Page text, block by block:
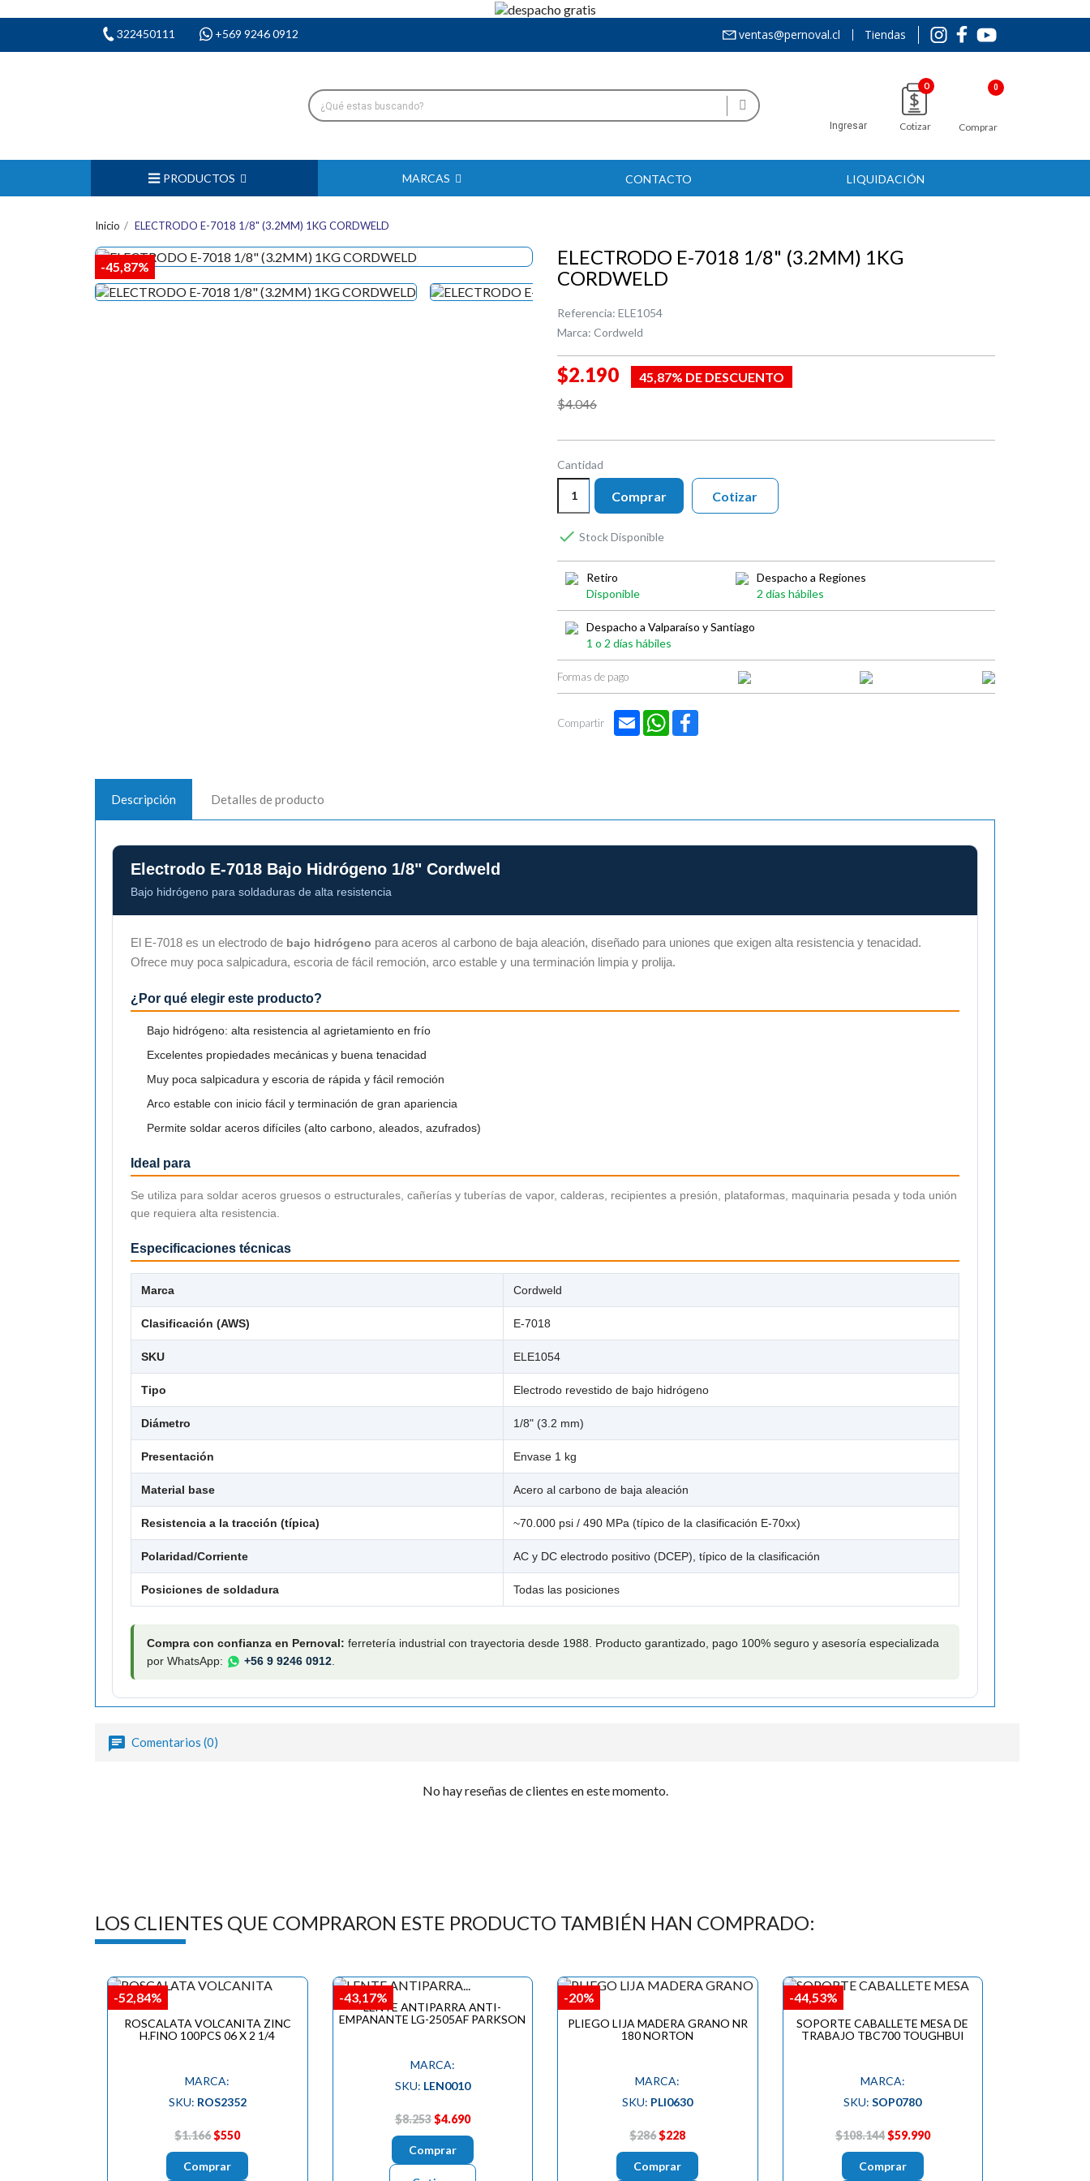
322450111 +569 9246 0912 ventas@pernoval.cl Tiendas
Ingresar
0
Cotizar Comprar
PRODUCTOS MARCAS CONTACTO LIQUIDACIÓN
Inicio ELECTRODO E-7018 1/8" (3.2MM) 1KG CORDWELD
-45,87%
ELECTRODO E-7018 1/8" (3.2MM) 1KG
CORDWELD
Referencia: ELE1054
Marca: Cordweld
$2.190
45,87% DE DESCUENTO
$4.046
Cantidad
Comprar
 Stock Disponible
Cotizar
Retiro
Disponible
Despacho a Regiones
2 días hábiles
Despacho a Valparaíso y Santiago
1 o 2 días hábiles
Formas de pago
Compartir Email WhatsApp
Descripción Detalles de producto
Electrodo E-7018 Bajo Hidrógeno 1/8" Cordweld
Bajo hidrógeno para soldaduras de alta resistencia
El E-7018 es un electrodo de bajo hidrógeno para aceros al carbono de baja aleación, diseñado para uniones que exigen alta resistencia y tenacidad.
Ofrece muy poca salpicadura, escoria de fácil remoción, arco estable y una terminación limpia y prolija.
¿Por qué elegir este producto?
Bajo hidrógeno: alta resistencia al agrietamiento en frío
Excelentes propiedades mecánicas y buena tenacidad
Muy poca salpicadura y escoria de rápida y fácil remoción
Arco estable con inicio fácil y terminación de gran apariencia
Permite soldar aceros difíciles (alto carbono, aleados, azufrados)
Ideal para
Se utiliza para soldar aceros gruesos o estructurales, cañerías y tuberías de vapor, calderas, recipientes a presión, plataformas, maquinaria pesada y toda unión
que requiera alta resistencia.
Especificaciones técnicas
Marca Cordweld
Clasificación (AWS) E-7018
SKU ELE1054
Tipo Electrodo revestido de bajo hidrógeno
Diámetro 1/8" (3.2 mm)
Presentación Envase 1 kg
Material base Acero al carbono de baja aleación
Resistencia a la tracción (típica) ~70.000 psi / 490 MPa (típico de la clasificación E-70xx)
Polaridad/Corriente AC y DC electrodo positivo (DCEP), típico de la clasificación
Posiciones de soldadura Todas las posiciones
Compra con confianza en Pernoval: ferretería industrial con trayectoria desde 1988. Producto garantizado, pago 100% seguro y asesoría especializada
por WhatsApp:
+56 9 9246 0912
Comentarios (0)
No hay reseñas de clientes en este momento.
LOS CLIENTES QUE COMPRARON ESTE PRODUCTO TAMBIÉN HAN COMPRADO:
ROSCALATA VOLCANITA ZINC
H.FINO 100PCS 06 X 2 1/4
MARCA:
SKU: ROS2352
$1.166$550
Comprar
-52,84%
LENTE ANTIPARRA ANTI-
EMPANANTE LG-2505AF PARKSON
MARCA:
SKU: LEN0010
$8.253$4.690
Comprar
-43,17%
PLIEGO LIJA MADERA GRANO NR
180 NORTON
MARCA:
SKU: PLI0630
$286$228
Comprar
-20%
SOPORTE CABALLETE MESA DE
TRABAJO TBC700 TOUGHBUI
MARCA:
SKU:SOP0780
$108.144$59.990
Comprar
-44,53%